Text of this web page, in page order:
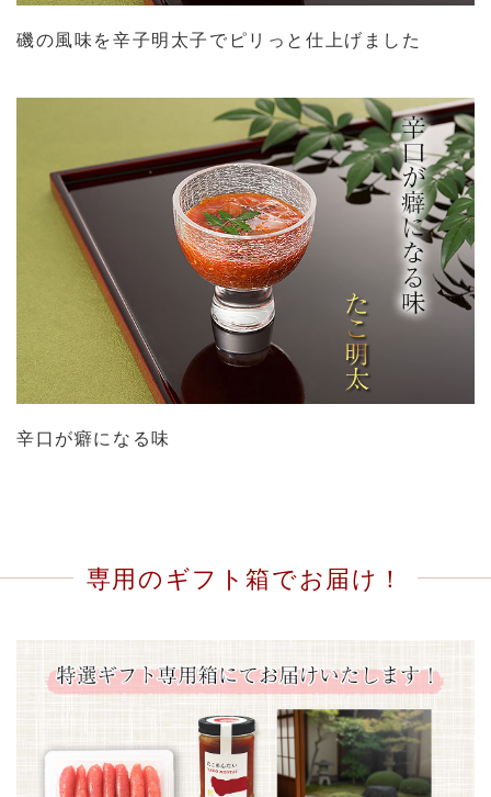
磯の風味を辛子明太子でピリっと仕上げました
辛口が癖になる味
専用のギフト箱でお届け！